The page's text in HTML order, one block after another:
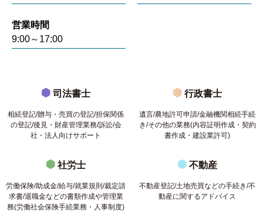
営業時間
9:00～17:00
司法書士
相続登記/贈与・売買の登記/担保関係
の登記/後見・財産管理業務/訴訟/会
社・法人向けサポート
行政書士
遺言/農地許可申請/金融機関相続手続
き/その他の業務(内容証明作成・契約
書作成・建設業許可)
社労士
労働保険/助成金/給与/就業規則/裁定請
求書/退職金などの書類作成や管理業
務(労働社会保険手続業務・人事制度)
不動産
不動産登記/土地売買などの手続き/不
動産に関するアドバイス